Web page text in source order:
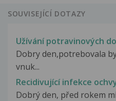
SOUVISEJÍCÍ DOTAZY
Užívání potravinových
Dobry den,potrebovala
vnuk...
Recidivující infekce
Dobrý den, před rokem